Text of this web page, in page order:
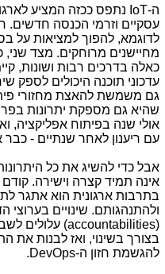
ה-IoT נתפס ככזה המציע
עסקיים וזרמי הכנסה חדשים.
לדוגמא, להפוך למציאות על
מחיישנים מרוחקים. מצד שני,
כאלה בדרכים רבות ושונות,
עדכוני תוכנה היכולים לספק
גם משמשת להאצת מחזורי
שהיא גם מספקת יתרונות
אולי שנה בפיתוח אפליקציה,
עם ריענון לאחר שנתיים -
אבל כדי להשיג את כל
אינה תמיד קצרה וישירה.
בתרבות ארגונית הוא אתגר
ולהתנהגותם. שינויים בערוצי
(
accountabilities) עלולים
בצורך בשינוי, ואז לבנות את
להגשמת חזון ה-DevOps
.